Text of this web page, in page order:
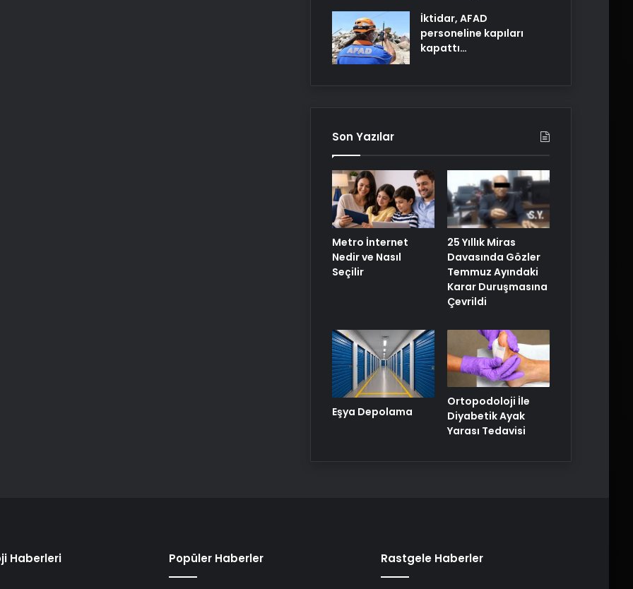
İktidar, AFAD
personeline kapıları
kapattı…
Son Yazılar
Metro İnternet
Nedir ve Nasıl
Seçilir
25 Yıllık Miras
Davasında Gözler
Temmuz Ayındaki
Karar Duruşmasına
Çevrildi
Eşya Depolama
Ortopodoloji İle
Diyabetik Ayak
Yarası Tedavisi
Haberleri Popüler Haberler Rastgele Haberler